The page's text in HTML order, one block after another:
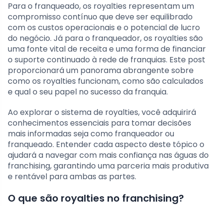
Para o franqueado, os royalties representam um
compromisso contínuo que deve ser equilibrado
com os custos operacionais e o potencial de lucro
do negócio. Já para o franqueador, os royalties são
uma fonte vital de receita e uma forma de financiar
o suporte continuado à rede de franquias. Este post
proporcionará um panorama abrangente sobre
como os royalties funcionam, como são calculados
e qual o seu papel no sucesso da franquia.
Ao explorar o sistema de royalties, você adquirirá
conhecimentos essenciais para tomar decisões
mais informadas seja como franqueador ou
franqueado. Entender cada aspecto deste tópico o
ajudará a navegar com mais confiança nas águas do
franchising, garantindo uma parceria mais produtiva
e rentável para ambas as partes.
O que são royalties no franchising?